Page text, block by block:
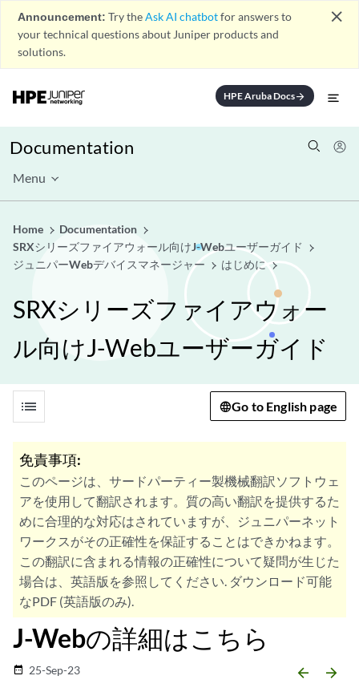
Announcement: Try theAsk AI chatbotfor answers to
your technical questions about Juniper products and
solutions.
close
HPE Aruba Docsarrow_forward
Documentation
Menu
Home
Documentation
SRXシリーズファイアウォール向けJ-Webユーザーガイド
ジュニパーWebデバイスマネージャー
はじめに
SRXシリーズファイアウォー
ル向けJ-Webユーザーガイド
list Go to English page
免責事項:
このページは、サードパーティー製機械翻訳ソフトウェ
アを使用して翻訳されます。質の高い翻訳を提供するた
めに合理的な対応はされていますが、ジュニパーネット
ワークスがその正確性を保証することはできかねます。
この翻訳に含まれる情報の正確性について疑問が生じた
場合は、英語版を参照してください. ダウンロード可能
なPDF (英語版のみ).
J-Webの詳細はこちら
date_range 25-Sep-23 arrow_backward arrow_forward